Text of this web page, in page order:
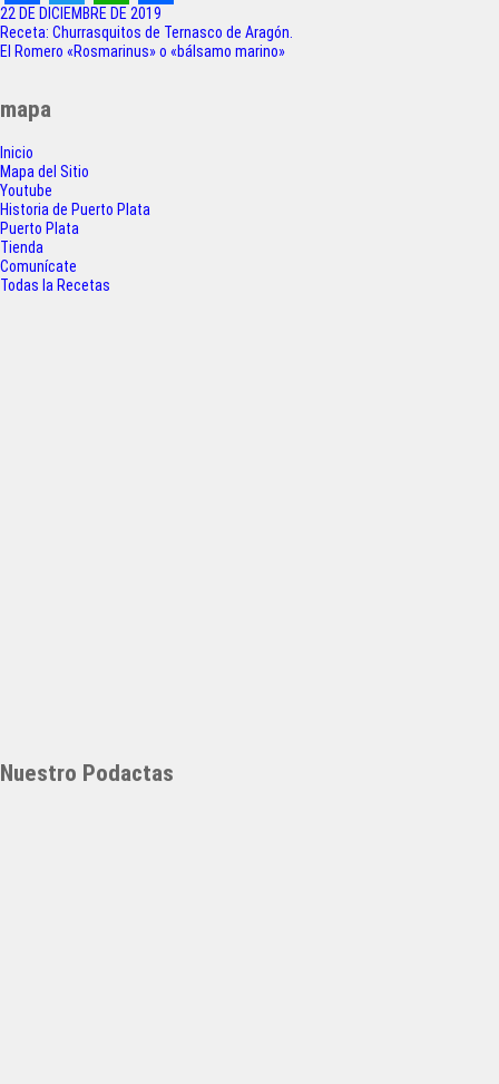
F
a
c
e
b
o
o
k
T
w
t
t
e
r
W
h
A
p
S
h
22 DE DICIEMBRE DE 2019
Navegación
de
Receta: Churrasquitos de Ternasco de Aragón.
El Romero «Rosmarinus» o «bálsamo marino»
mapa
Inicio
Mapa del Sitio
Youtube
Historia de Puerto Plata
Puerto Plata
Tienda
Comunícate
Todas la Recetas
Nuestro Podactas